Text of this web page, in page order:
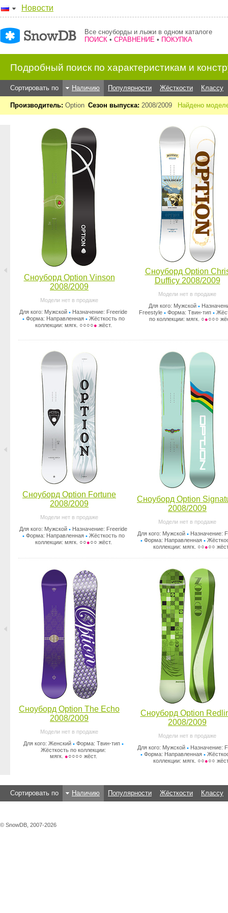
Новости
Все сноуборды и лыжи в одном каталоге
ПОИСК • СРАВНЕНИЕ • ПОКУПКА
Подробный поиск по характеристикам и
Сортировать по Наличию Популярности Жёсткости Классу
Производитель: Option Сезон выпуска: 2008/2009 Найдено
Сноуборд Option Vinson
2008/2009
Модели нет в продаже
Для кого: Мужской • Назначение: Freeride
• Форма: Направленная• Жёсткость по
коллекции: мягк. ○○○○● жёст.
Сноуборд Option
Dufficy 2008/2009
Модели нет в продаже
Для кого: Мужской •
Freestyle• Форма: Твин-тип•
по коллекции: мягк. ○●○○○
Сноуборд Option Fortune
2008/2009
Модели нет в продаже
Для кого: Мужской • Назначение: Freeride
• Форма: Направленная• Жёсткость по
коллекции: мягк. ○○●○○ жёст.
Сноуборд Option
2008/2009
Модели нет в продаже
Для кого: Мужской • Назначение:
• Форма: Направленная•
коллекции: мягк. ○○●○○
Сноуборд Option The Echo
2008/2009
Модели нет в продаже
Для кого: Женский• Форма: Твин-тип•
Жёсткость по коллекции:
мягк. ●○○○○ жёст.
Сноуборд Option
2008/2009
Модели нет в продаже
Для кого: Мужской • Назначение:
• Форма: Направленная•
коллекции: мягк. ○○●○○
Сортировать по Наличию Популярности Жёсткости Классу
© SnowDB, 2007-2026